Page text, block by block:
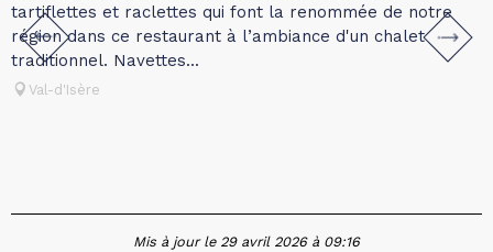
tartiflettes et raclettes qui font la renommée de notre
région dans ce restaurant à l’ambiance d'un chalet
traditionnel. Navettes...
Val-d'Isère
Mis à jour le 29 avril 2026 à 09:16